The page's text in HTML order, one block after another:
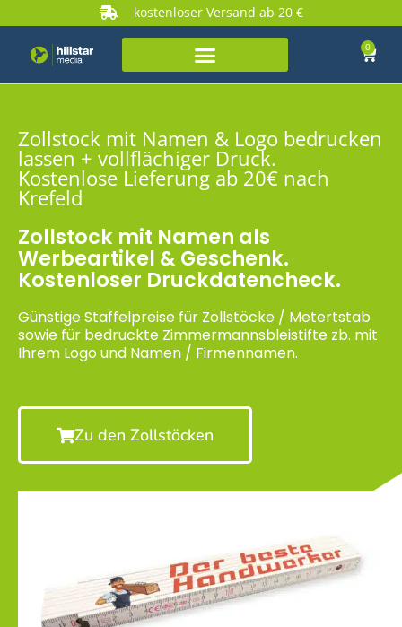
kostenloser Versand ab 20 €
0
Zollstock mit Namen & Logo bedrucken
lassen + vollflächiger Druck.
Kostenlose Lieferung ab 20€ nach
Krefeld
Zollstock mit Namen als
Werbeartikel & Geschenk.
Kostenloser Druckdatencheck.
Günstige Staffelpreise für Zollstöcke / Metertstab
sowie für bedruckte Zimmermannsbleistifte zb. mit
Ihrem Logo und Namen / Firmennamen.
Zu den Zollstöcken